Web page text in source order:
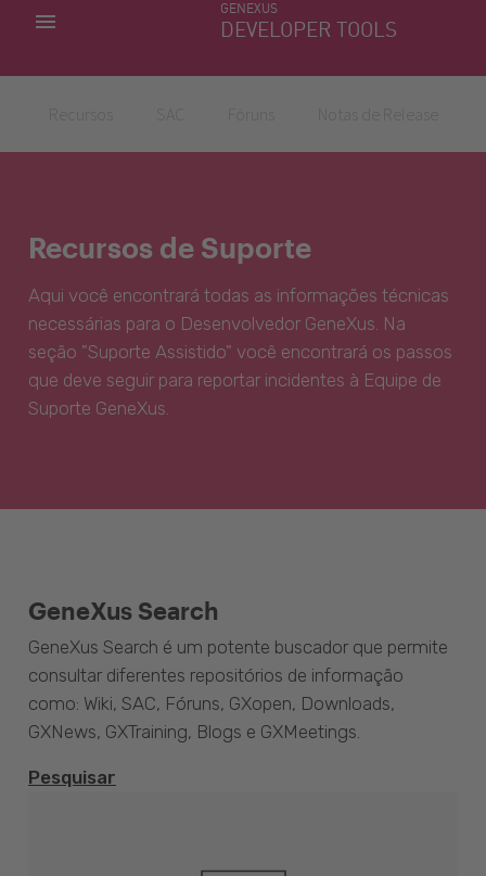
GENEXUS
DEVELOPER TOOLS
MINHAS APLICACÕES
Recursos de Suporte
Aqui você encontrará todas as informações técnicas
necessárias para o Desenvolvedor GeneXus. Na
seção "Suporte Assistido" você encontrará os passos
que deve seguir para reportar incidentes à Equipe de
Suporte GeneXus.
GeneXus Search
GeneXus Search é um potente buscador que permite
consultar diferentes repositórios de informação
como: Wiki, SAC, Fóruns, GXopen, Downloads,
GXNews, GXTraining, Blogs e GXMeetings.
Pesquisar